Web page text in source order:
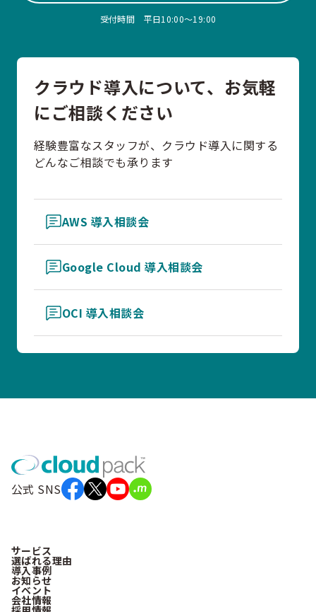
受付時間 平日10:00〜19:00
クラウド導入について、お気軽
にご相談ください
経験豊富なスタッフが、クラウド導入に関する
どんなご相談でも承ります
AWS 導入相談会
Google Cloud 導入相談会
OCI 導入相談会
公式 SNS
サービス
選ばれる理由
導入事例
お知らせ
イベント
会社情報